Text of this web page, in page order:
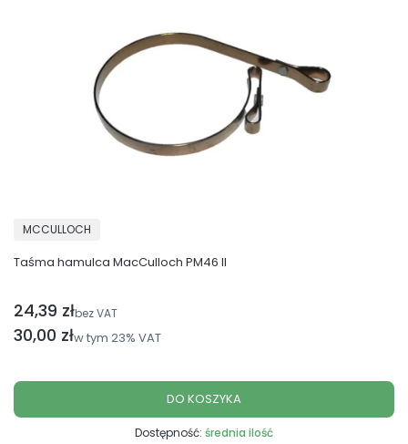
Taśma hamulca MacCulloch PM46 II
PRODUCENT
MCCULLOCH
Cena brutto
30,00 złw tym 23% VAT
Cena netto
24,39 złbez VAT
DO KOSZYKA
Dostępność: średnia ilość